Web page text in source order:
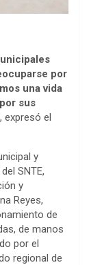
por
una vida
sus
expresó el
y
SNTE,
y
Reyes,
de
de manos
por el
regional de